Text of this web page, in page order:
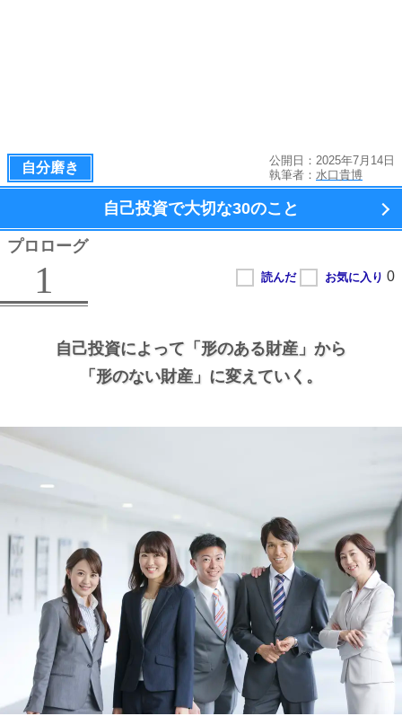
自分磨き
公開日：2025年7月14日
執筆者： 水口貴博
自己投資で大切な30のこと
プロローグ
1
自己投資によって 「形のある財産」から
「形のない財産」に変えていく。